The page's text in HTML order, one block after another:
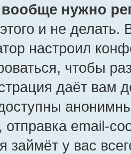
нужно
и не делать.
настроил
чтобы
даёт вам
email-
займёт у вас